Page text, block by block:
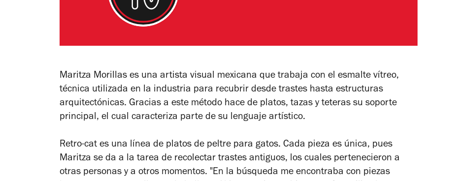
Maritza Morillas es una artista visual mexicana que trabaja con el esmalte vítreo,
técnica utilizada en la industria para recubrir desde trastes hasta estructuras
arquitectónicas. Gracias a este método hace de platos, tazas y teteras su soporte
principal, el cual caracteriza parte de su lenguaje artístico.
Retro-cat es una línea de platos de peltre para gatos. Cada pieza es única, pues
Maritza se da a la tarea de recolectar trastes antiguos, los cuales pertenecieron a
otras personas y a otros momentos. "En la búsqueda me encontraba con piezas